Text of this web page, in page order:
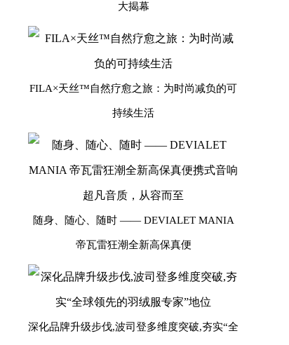
大揭幕
FILA×天丝™自然疗愈之旅：为时尚减负的可
持续生活
随身、随心、随时 —— DEVIALET MANIA
帝瓦雷狂潮全新高保真便
深化品牌升级步伐,波司登多维度突破,夯实“全